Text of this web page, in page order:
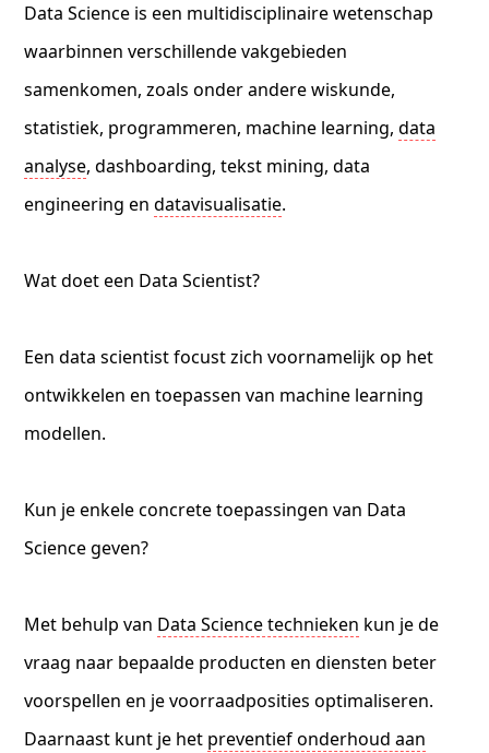
Data Science is een multidisciplinaire wetenschap
waarbinnen verschillende vakgebieden
samenkomen, zoals onder andere wiskunde,
statistiek, programmeren, machine learning,data
analyse, dashboarding, tekst mining, data
engineering endatavisualisatie.
Wat doet een Data Scientist?
Een data scientist focust zich voornamelijk op het
ontwikkelen en toepassen van machine learning
modellen.
Kun je enkele concrete toepassingen van Data
Science geven?
Met behulp van Data Science technieken kun je de
vraag naar bepaalde producten en diensten beter
voorspellen en je voorraadposities optimaliseren.
Daarnaast kunt je het preventief onderhoud aan